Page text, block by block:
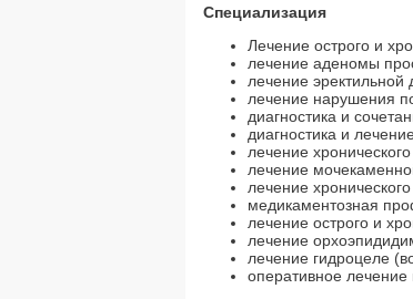
Специализация
Лечение острого и
лечение аденомы
лечение эректильной
лечение нарушения
диагностика и
диагностика и
лечение
лечение
лечение
медикаментозная
лечение острого и
лечение
лечение гидроцеле
оперативное лечение